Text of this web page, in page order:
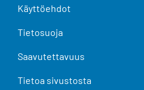
Käyttöehdot
Tietosuoja
Saavutettavuus
Tietoa sivustosta